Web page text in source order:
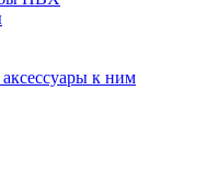
к ним